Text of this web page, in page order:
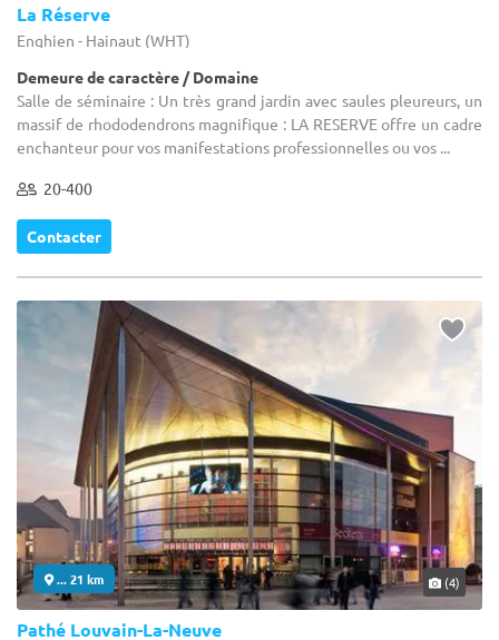
La Réserve
Enghien - Hainaut (WHT)
Demeure de caractère / Domaine
Salle de séminaire : Un très grand jardin avec saules pleureurs, un
massif de rhododendrons magnifique : LA RESERVE offre un cadre
enchanteur pour vos manifestations professionnelles ou vos ...
20-400
Contacter
... 21 km (4)
Pathé Louvain-La-Neuve